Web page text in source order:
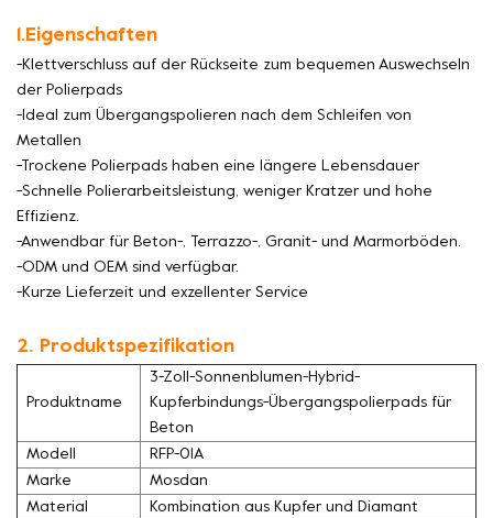
1.Eigenschaften
-Klettverschluss auf der Rückseite zum bequemen Auswechseln
der Polierpads
-Ideal zum Übergangspolieren nach dem Schleifen von
Metallen
-Trockene Polierpads haben eine längere Lebensdauer
-Schnelle Polierarbeitsleistung, weniger Kratzer und hohe
Effizienz.
-Anwendbar für Beton-, Terrazzo-, Granit- und Marmorböden.
-ODM und OEM sind verfügbar.
-Kurze Lieferzeit und exzellenter Service
2. Produktspezifikation
Produktname
3-Zoll-Sonnenblumen-Hybrid-
Kupferbindungs-Übergangspolierpads für
Beton
Modell
RFP-01A
Marke
Mosdan
Material
Kombination aus Kupfer und Diamant